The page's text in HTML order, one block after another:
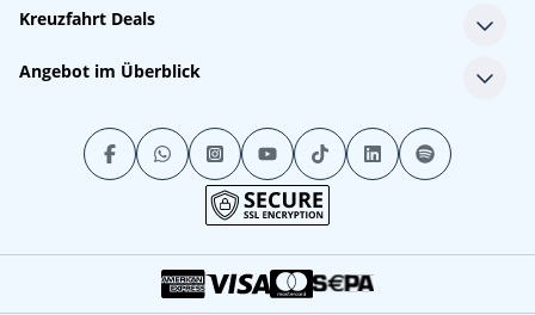
Kreuzfahrt Deals
Single-Kreuzfahrten
Kreuzfahrt mit Kindern
Minikreuzfahrten
Stornokabinen
Luxuskreuzfahrten
Angebot im Überblick
Alle Schiffe
Alle Reiseziele
Kreuzfahrtpakete